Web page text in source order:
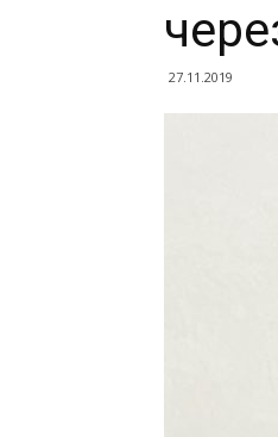
27.11.2019